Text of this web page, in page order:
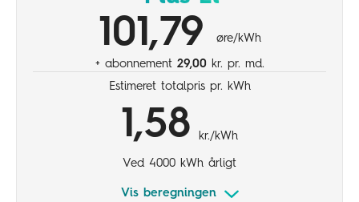
Mindre forbrug og grøn strøm
101,79 øre/kWh
+ abonnement 29,00kr. pr. md.
Estimeret totalpris pr. kWh
1,58 kr./kWh
Ved 4000 kWh årligt
Vis beregningen